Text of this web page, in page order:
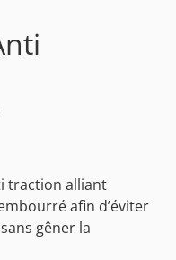
traction alliant
afin d’éviter
gêner la